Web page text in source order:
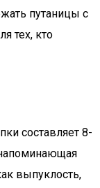
путаницы с
тех, кто
составляет 8-
выпуклость,